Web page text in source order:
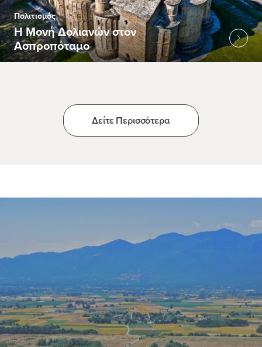
Πολιτισμός
Η Μονή Δολιανών στον
Ασπροπόταμο
Δείτε Περισσότερα